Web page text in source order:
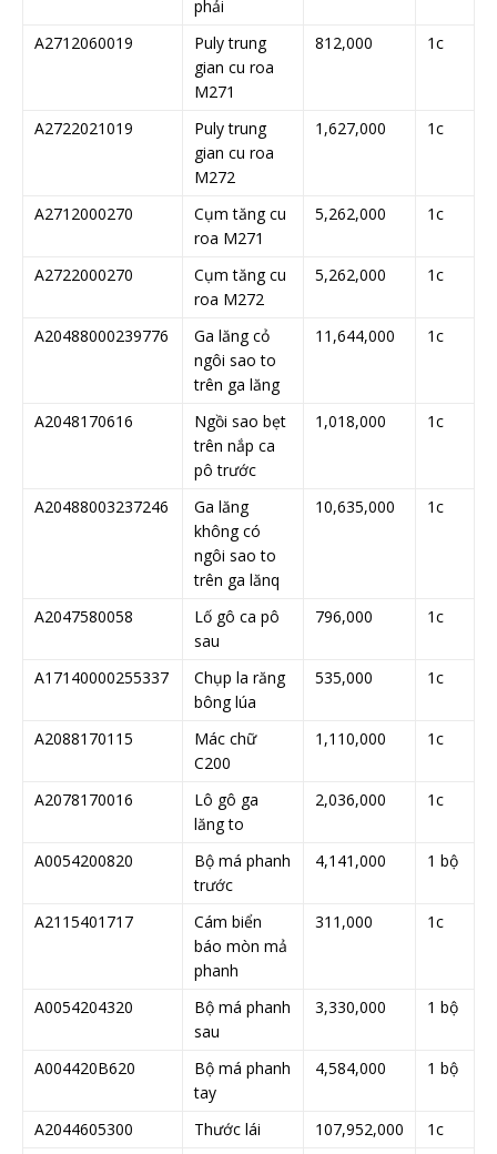
phải
A2712060019
Puly trung
gian cu roa
M271
812,000 1c
A2722021019
Puly trung
gian cu roa
M272
1,627,000 1c
A2712000270
Cụm tăng cu
roa M271
5,262,000 1c
A2722000270
Cụm tăng cu
roa M272
5,262,000 1c
A20488000239776
Ga lăng cỏ
ngôi sao to
trên ga lăng
11,644,000 1c
A2048170616
Ngồi sao bẹt
trên nắp ca
pô trước
1,018,000 1c
A20488003237246
Ga lăng
không có
ngôi sao to
trên ga lănq
10,635,000 1c
A2047580058
Lố gô ca pô
sau
796,000 1c
A17140000255337
Chụp la răng
bông lúa
535,000 1c
A2088170115
Mác chữ
C200
1,110,000 1c
A2078170016
Lô gô ga
lăng to
2,036,000 1c
A0054200820
Bộ má phanh
trước
4,141,000 1 bộ
A2115401717
Cám biển
báo mòn mả
phanh
311,000 1c
A0054204320
Bộ má phanh
sau
3,330,000 1 bộ
A004420B620
Bộ má phanh
tay
4,584,000 1 bộ
A2044605300 Thước lái 107,952,000
1c